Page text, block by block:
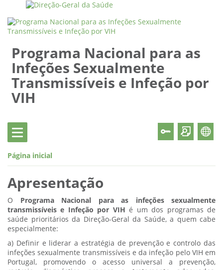
Programa Nacional para as
Infeções Sexualmente
Transmissíveis e Infeção por
VIH
Página inicial
Apresentação
O Programa Nacional para as infeções sexualmente
transmissíveis e Infeção por VIH é um dos programas de
saúde prioritários da Direção-Geral da Saúde, a quem cabe
especialmente:
a) Definir e liderar a estratégia de prevenção e controlo das
infeções sexualmente transmissíveis e da infeção pelo VIH em
Portugal, promovendo o acesso universal a prevenção,